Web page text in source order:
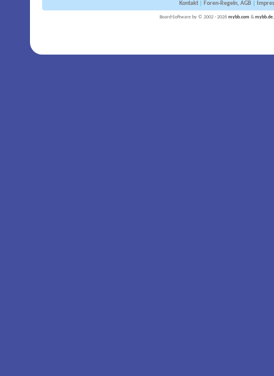
Kontakt| Foren-Regeln, AGB|
Board-Software by © 2002 - 2026 mybb.com & mybb.de